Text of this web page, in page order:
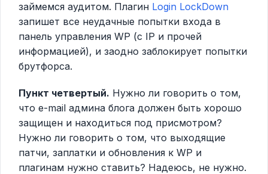
займемся аудитом. Плагин Login LockDown
запишет все неудачные попытки входа в
панель управления WP (с IP и прочей
информацией), и заодно заблокирует попытки
брутфорса.
Пункт четвертый. Нужно ли говорить о том,
что e-mail админа блога должен быть хорошо
защищен и находиться под присмотром?
Нужно ли говорить о том, что выходящие
патчи, заплатки и обновления к WP и
плагинам нужно ставить? Надеюсь, не нужно.